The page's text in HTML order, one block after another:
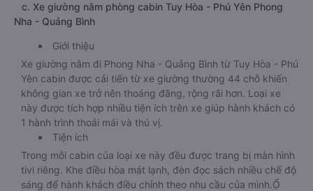
c. Xe giường nằm phòng cabin Tuy Hòa - Phú Yên Phong
Nha - Quảng Bình
Giới thiệu
Xe giường nằm đi Phong Nha - Quảng Bình từ Tuy Hòa - Phú
Yên cabin được cải tiến từ xe giường thường 44 chỗ khiến
không gian xe trở nên thoáng đãng, rộng rãi hơn. Loại xe
này được tích hợp nhiều tiện ích trên xe giúp hành khách có
1 hành trình thoải mái và thú vị.
Tiện ích
Trong mỗi cabin của loại xe này đều được trang bị màn hình
tivi riêng. Khe điều hòa mát lạnh, đèn đọc sách nhiều chế độ
sáng để hành khách điều chỉnh theo nhu cầu của mình.Ổ